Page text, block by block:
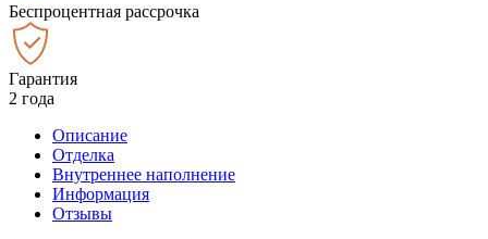
Беспроцентная рассрочка
Гарантия
2 года
Описание
Отделка
Внутреннее наполнение
Информация
Отзывы